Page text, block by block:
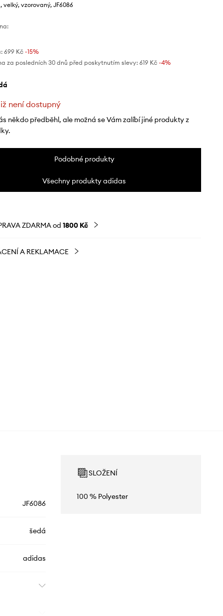
vzorovaný, JF6086
699 Kč-15%
za posledních 30 dnů před poskytnutím slevy: 619 Kč -4%
není dostupný
někdo předběhl, ale možná se Vám zalíbí jiné produkty z
Podobné produkty
Všechny produkty adidas
ZDARMA od 1800 Kč
A REKLAMACE
JF6086
šedá
adidas
SLOŽENÍ
100 % Polyester